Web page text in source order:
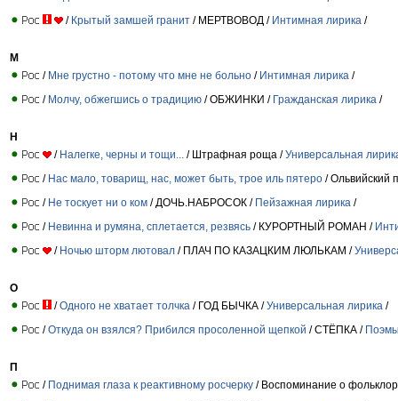
/ Крытый замшей гранит / МЕРТВОВОД / Интимная лирика /
М
/ Мне грустно - потому что мне не больно / Интимная лирика /
/ Молчу, обжегшись о традицию / ОБЖИНКИ / Гражданская лирика /
Н
/ Налегке, черны и тощи... / Штрафная роща /Универсальная
/ Нас мало, товарищ, нас, может быть, трое иль пятеро / Ольвийский
/ Не тоскует ни о ком / ДОЧЬ.НАБРОСОК / Пейзажная лирика /
/ Невинна и румяна, сплетается, резвясь / КУРОРТНЫЙ РОМАН /
/ Ночью шторм лютовал / ПЛАЧ ПО КАЗАЦКИМ ЛЮЛЬКАМ /
О
/Одного не хватает толчка / ГОД БЫЧКА /Универсальная лирика /
/Откуда он взялся? Прибился просоленной щепкой / СТЁПКА /
П
/ Поднимая глаза к реактивному росчерку / Воспоминание о